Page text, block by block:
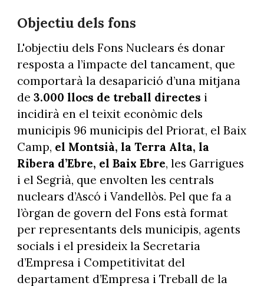
Objectiu dels fons
L'objectiu dels Fons Nuclears és donar
resposta a l’impacte del tancament, que
comportarà la desaparició d’una mitjana
de 3.000 llocs de treball directes i
incidirà en el teixit econòmic dels
municipis 96 municipis del Priorat, el Baix
Camp, el Montsià, la Terra Alta, la
Ribera d’Ebre, el Baix Ebre, les Garrigues
i el Segrià, que envolten les centrals
nuclears d’Ascó i Vandellòs. Pel que fa a
l’òrgan de govern del Fons està format
per representants dels municipis, agents
socials i el presideix la Secretaria
d’Empresa i Competitivitat del
departament d’Empresa i Treball de la